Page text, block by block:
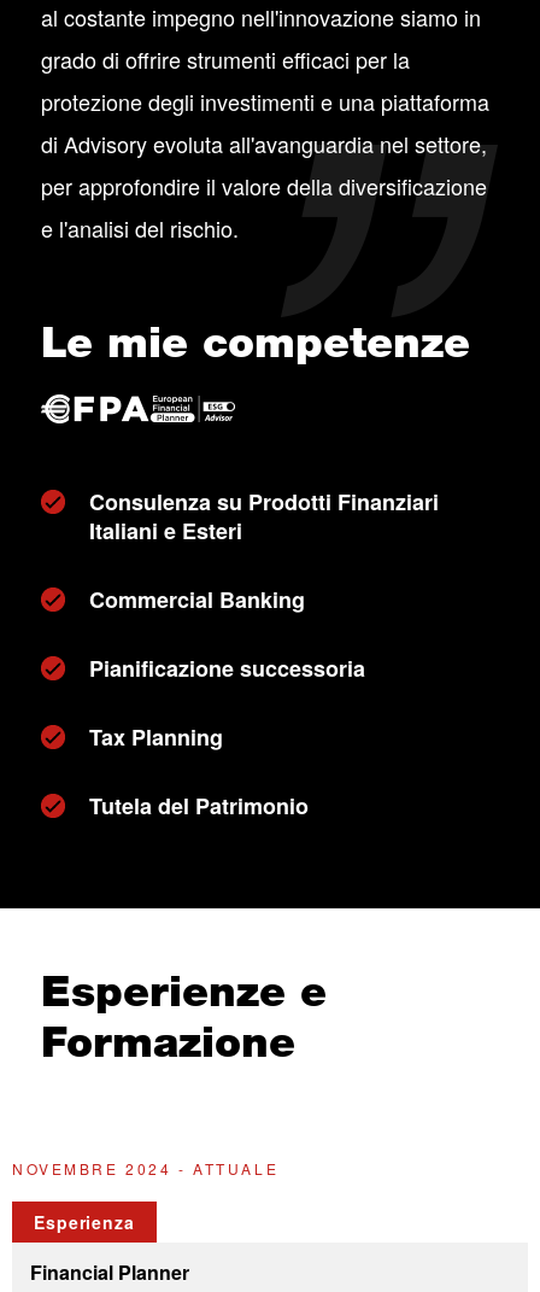
al costante impegno nell'innovazione siamo in
grado di offrire strumenti efficaci per la
protezione degli investimenti e una piattaforma
di Advisory evoluta all'avanguardia nel settore,
per approfondire il valore della diversificazione
e l'analisi del rischio.
Le mie competenze
Consulenza su Prodotti Finanziari
Italiani e Esteri
Commercial Banking
Pianificazione successoria
Tax Planning
Tutela del Patrimonio
Esperienze e
Formazione
NOVEMBRE 2024 - ATTUALE
Esperienza
Financial Planner